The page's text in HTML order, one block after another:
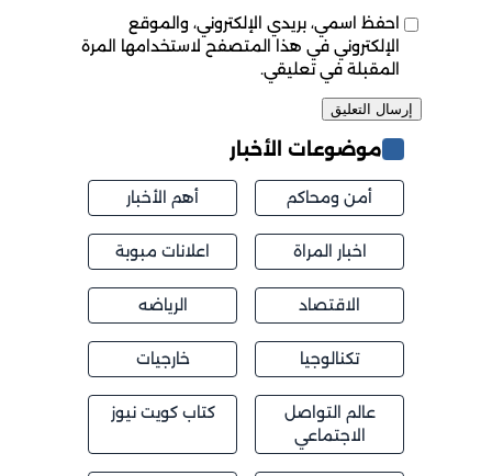
احفظ اسمي، بريدي الإلكتروني، والموقع
الإلكتروني في هذا المتصفح لاستخدامها المرة
المقبلة في تعليقي.
موضوعات الأخبار
أمن ومحاكم أهم الأخبار
اخبار المراة اعلانات مبوبة
الاقتصاد الرياضه
تكنالوجيا خارجيات
عالم التواصل
الاجتماعي
كتاب كويت نيوز